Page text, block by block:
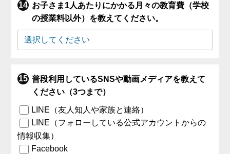
お子さま1人あたりにかかる月々の教育費（学校
の授業料以外）を教えてください。
普段利用しているSNSや動画メディアを教えて
ください（3つまで）
LINE（友人知人や家族と連絡）
LINE（フォローしている公式アカウントからの
情報収集）
Facebook